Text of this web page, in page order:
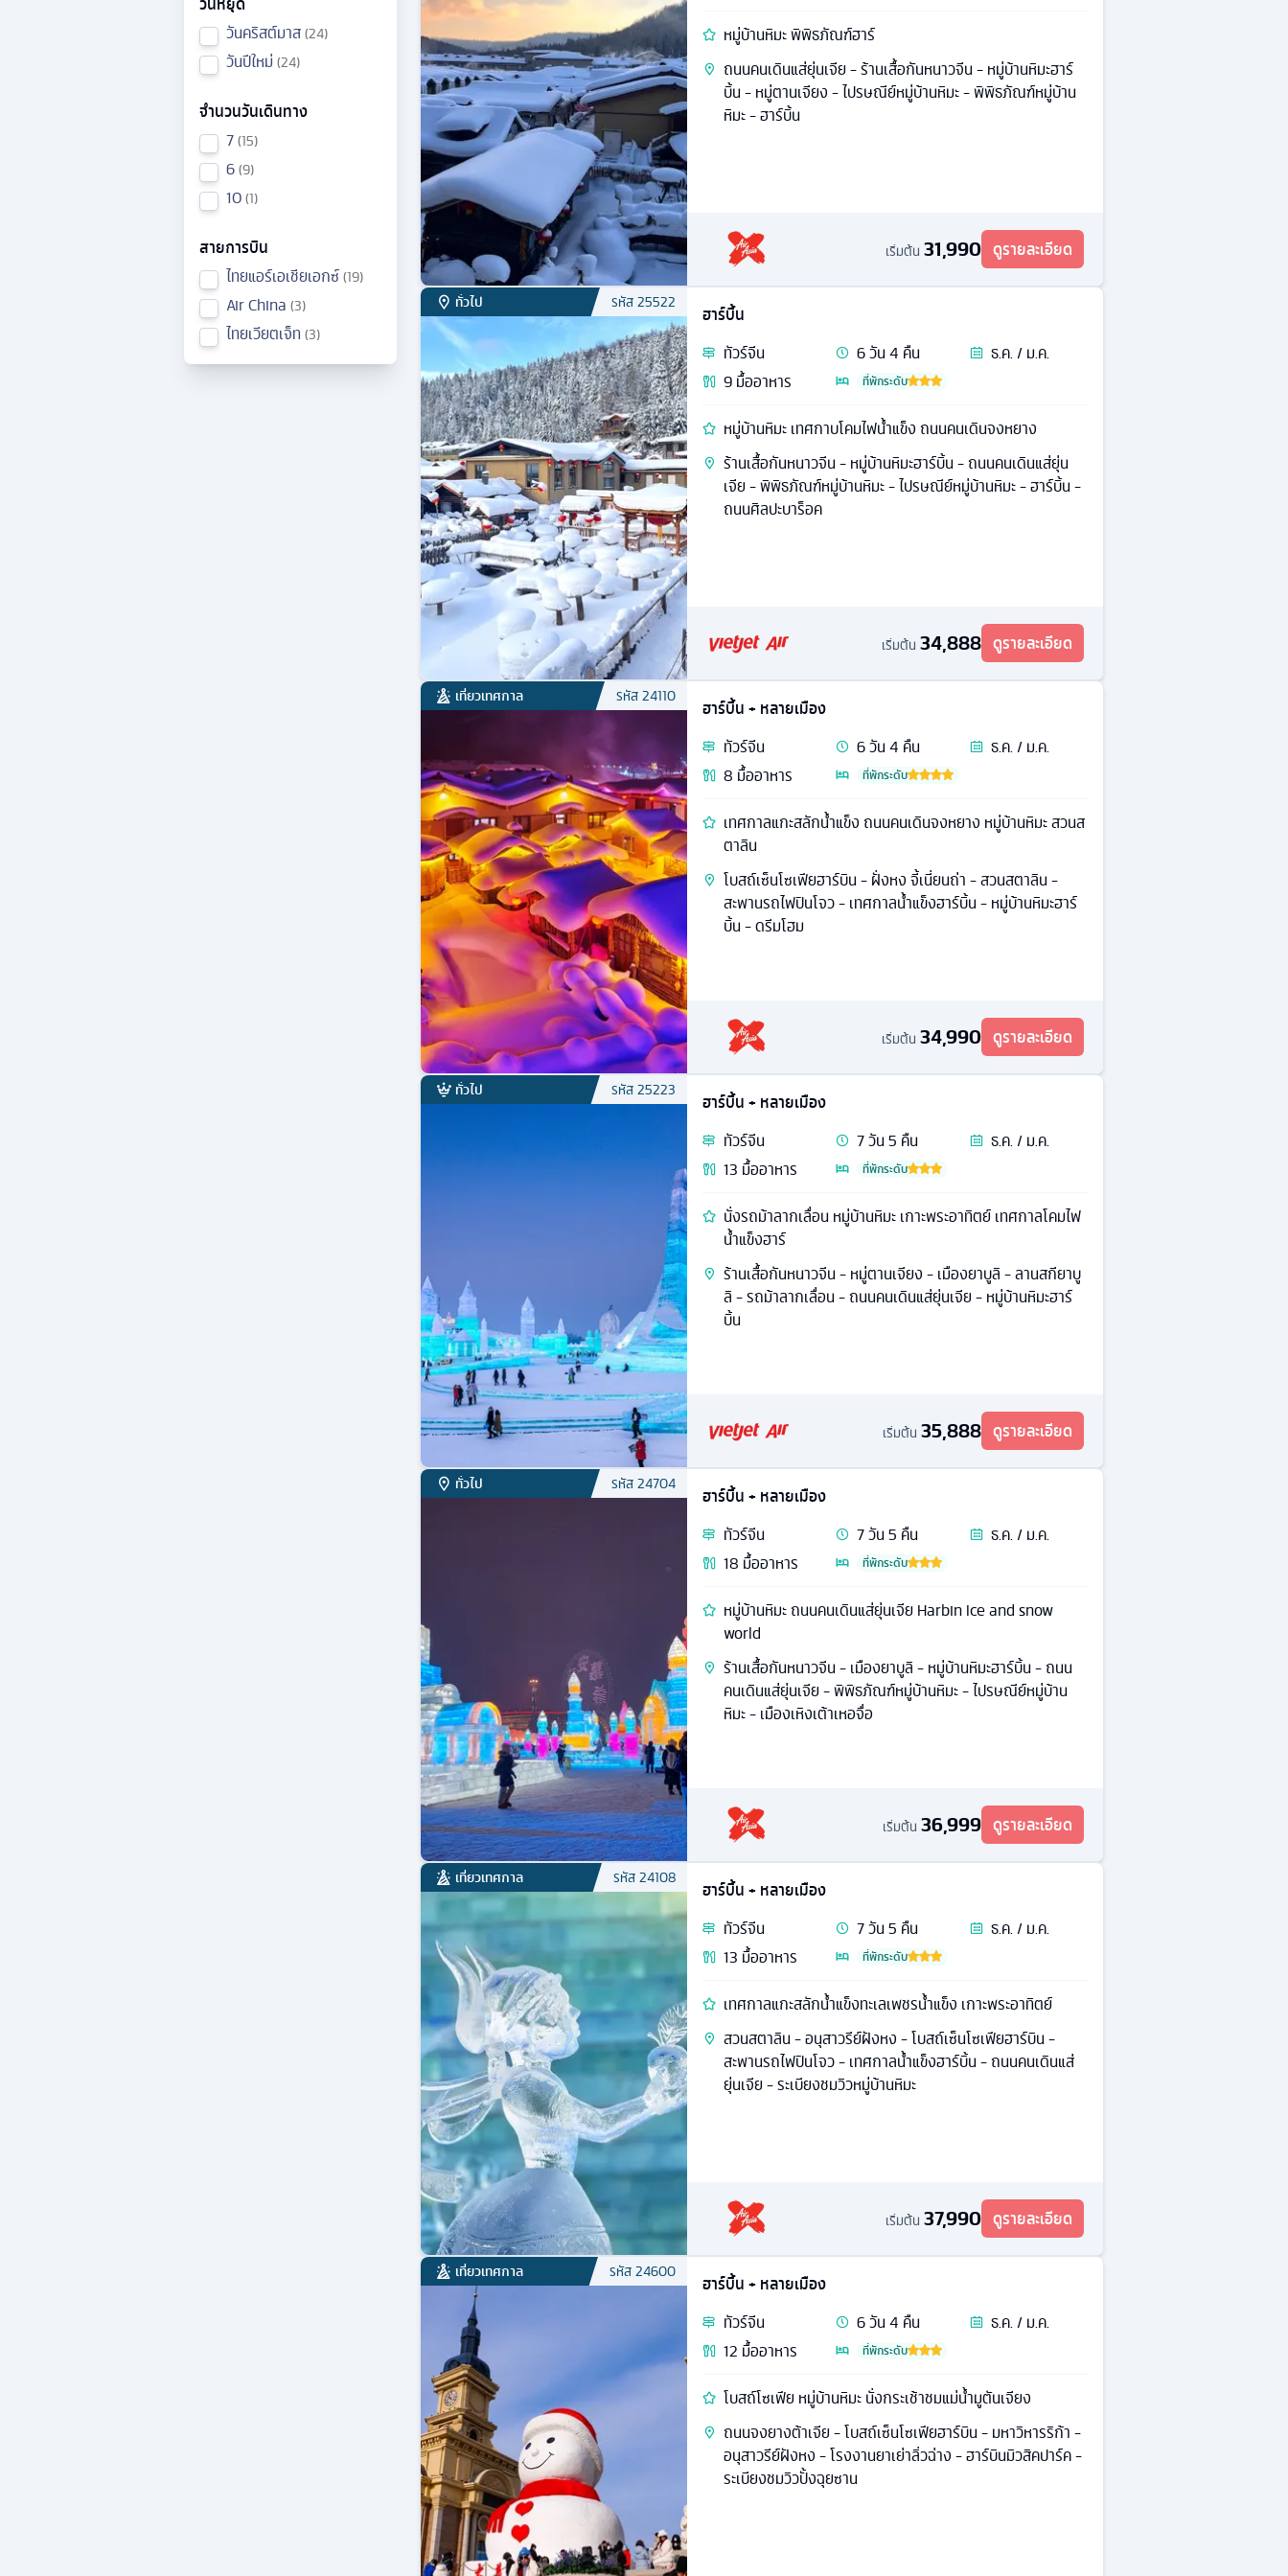
วันคริสต์มาส 24
วันปีใหม่ 24
จำนวนวันเดินทาง
7 15
6 9
10 1
สายการบิน
ไทยแอร์เอเชียเอกซ์ 19
Air China 3
ไทยเวียตเจ็ท 3
หมู่บ้านหิมะ พิพิธภัณฑ์ฮาร์
ถนนคนเดินแส่ยุ่นเจีย - ร้านเสื้อกันหนาวจีน - หมู่บ้านหิมะฮาร์
บิ้น - หมู่ตานเจียง - ไปรษณีย์หมู่บ้านหิมะ - พิพิธภัณฑ์หมู่บ้าน
หิมะ - ฮาร์บิ้น
เริ่มต้น 31,990 ดูรายละเอียด
ทั่วไป รหัส25522
ฮาร์บิ้น
ทัวร์จีน 6วัน4 คืน
ธ.ค. / ม.ค.
9มื้ออาหาร ที่พักระดับ
หมู่บ้านหิมะ เทศกาบโคมไฟน้ำแข็ง ถนนคนเดินจงหยาง
ร้านเสื้อกันหนาวจีน - หมู่บ้านหิมะฮาร์บิ้น - ถนนคนเดินแส่ยุ่น
เจีย - พิพิธภัณฑ์หมู่บ้านหิมะ - ไปรษณีย์หมู่บ้านหิมะ - ฮาร์บิ้น -
ถนนศิลปะบาร็อค
เริ่มต้น 34,888 ดูรายละเอียด
เที่ยวเทศกาล รหัส24110
ฮาร์บิ้น + หลายเมือง
ทัวร์จีน 6วัน4 คืน
ธ.ค. / ม.ค.
8 มื้ออาหาร ที่พักระดับ
เทศกาลแกะสลักน้ำแข็ง ถนนคนเดินจงหยาง หมู่บ้านหิมะ สวนส
ตาลิน
โบสถ์เซ็นโซเฟียฮาร์บิน - ฝั่งหง จี้เนี่ยนถ่า - สวนสตาลิน -
สะพานรถไฟปินโจว - เทศกาลน้ำแข็งฮาร์บิ้น - หมู่บ้านหิมะฮาร์
บิ้น - ดรีมโฮม
เริ่มต้น 34,990 ดูรายละเอียด
ทั่วไป รหัส25223
ฮาร์บิ้น + หลายเมือง
ทัวร์จีน 7วัน5 คืน
ธ.ค. / ม.ค.
13 มื้ออาหาร ที่พักระดับ
นั่งรถม้าลากเลื่อน หมู่บ้านหิมะ เกาะพระอาทิตย์ เทศกาลโคมไฟ
น้ำแข็งฮาร์
ร้านเสื้อกันหนาวจีน - หมู่ตานเจียง - เมืองยาบูลิ - ลานสกียาบู
ลิ - รถม้าลากเลื่อน - ถนนคนเดินแส่ยุ่นเจีย - หมู่บ้านหิมะฮาร์
บิ้น
เริ่มต้น 35,888 ดูรายละเอียด
ทั่วไป รหัส24704
ฮาร์บิ้น + หลายเมือง
ทัวร์จีน 7วัน5 คืน
ธ.ค. / ม.ค.
18 มื้ออาหาร ที่พักระดับ
หมู่บ้านหิมะ ถนนคนเดินแส่ยุ่นเจีย Harbin Ice and snow
world
ร้านเสื้อกันหนาวจีน - เมืองยาบูลิ - หมู่บ้านหิมะฮาร์บิ้น - ถนน
คนเดินแส่ยุ่นเจีย - พิพิธภัณฑ์หมู่บ้านหิมะ - ไปรษณีย์หมู่บ้าน
หิมะ - เมืองเหิงเต้าเหอจื่อ
เริ่มต้น 36,999 ดูรายละเอียด
เที่ยวเทศกาล รหัส24108
ฮาร์บิ้น + หลายเมือง
ทัวร์จีน 7วัน5 คืน
ธ.ค. / ม.ค.
13 มื้ออาหาร ที่พักระดับ
เทศกาลแกะสลักน้ำแข็งทะเลเพชรน้ำแข็ง เกาะพระอาทิตย์
สวนสตาลิน - อนุสาวรีย์ฝังหง - โบสถ์เซ็นโซเฟียฮาร์บิน -
สะพานรถไฟปินโจว - เทศกาลน้ำแข็งฮาร์บิ้น - ถนนคนเดินแส่
ยุ่นเจีย - ระเบียงชมวิวหมู่บ้านหิมะ
เริ่มต้น 37,990 ดูรายละเอียด
เที่ยวเทศกาล รหัส24600
ฮาร์บิ้น + หลายเมือง
ทัวร์จีน 6วัน4 คืน
ธ.ค. / ม.ค.
12 มื้ออาหาร ที่พักระดับ
โบสถ์โซเฟีย หมู่บ้านหิมะ นั่งกระเช้าชมแม่น้ำมูตันเจียง
ถนนจงยางต้าเจีย - โบสถ์เซ็นโซเฟียฮาร์บิน - มหาวิหารริก้า -
อนุสาวรีย์ฝังหง - โรงงานยาเย่าลิ่วฉ่าง - ฮาร์บินมิวสิคปาร์ค -
ระเบียงชมวิวปั้งฉุยซาน